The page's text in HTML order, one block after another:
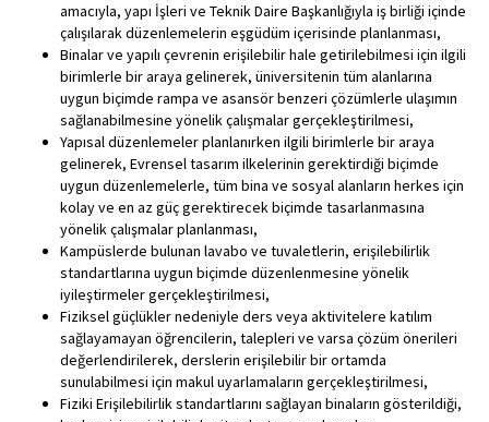
amacıyla, yapı İşleri ve Teknik Daire Başkanlığıyla iş birliği içinde
çalışılarak düzenlemelerin eşgüdüm içerisinde planlanması,
Binalar ve yapılı çevrenin erişilebilir hale getirilebilmesi için ilgili
birimlerle bir araya gelinerek, üniversitenin tüm alanlarına
uygun biçimde rampa ve asansör benzeri çözümlerle ulaşımın
sağlanabilmesine yönelik çalışmalar gerçekleştirilmesi,
Yapısal düzenlemeler planlanırken ilgili birimlerle bir araya
gelinerek, Evrensel tasarım ilkelerinin gerektirdiği biçimde
uygun düzenlemelerle, tüm bina ve sosyal alanların herkes için
kolay ve en az güç gerektirecek biçimde tasarlanmasına
yönelik çalışmalar planlanması,
Kampüslerde bulunan lavabo ve tuvaletlerin, erişilebilirlik
standartlarına uygun biçimde düzenlenmesine yönelik
iyileştirmeler gerçekleştirilmesi,
Fiziksel güçlükler nedeniyle ders veya aktivitelere katılım
sağlayamayan öğrencilerin, talepleri ve varsa çözüm önerileri
değerlendirilerek, derslerin erişilebilir bir ortamda
sunulabilmesi için makul uyarlamaların gerçekleştirilmesi,
Fiziki Erişilebilirlik standartlarını sağlayan binaların gösterildiği,